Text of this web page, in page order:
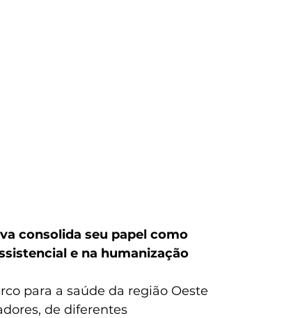
consolida seu papel como
e na humanização
para a saúde da região Oeste
de diferentes